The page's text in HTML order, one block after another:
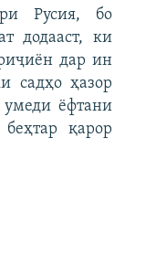
Русия, бо
додааст, ки
дар ин
садҳо ҳазор
ёфтани
қарор